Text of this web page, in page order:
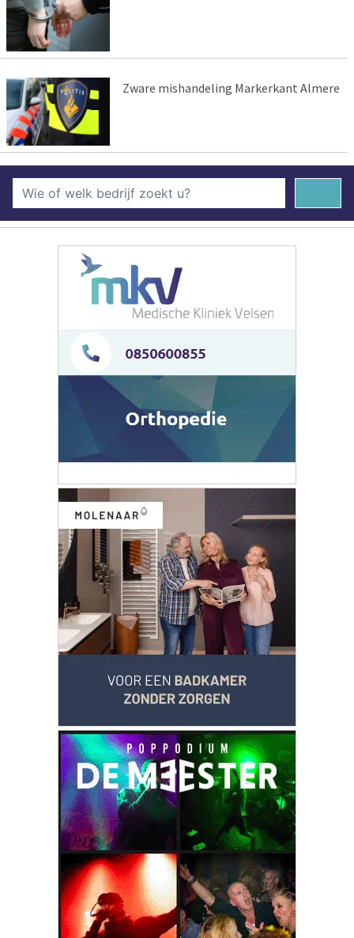
Zware mishandeling Markerkant Almere